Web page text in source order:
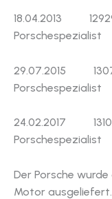
18.04.2013
Porschespezialist
29.07.2015
Porschespezialist
24.02.2017
Porschespezialist
Der Porsche
Motor ausgeliefert.